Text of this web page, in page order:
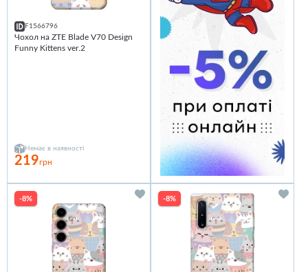
F1566796
Чохол на ZTE Blade V70 Design
Funny Kittens ver.2
Немає в наявності
219грн
-8% -8%